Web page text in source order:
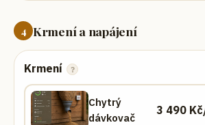
4 Krmení a napájení
Krmení ?
Chytrý
dávkovač
3 490